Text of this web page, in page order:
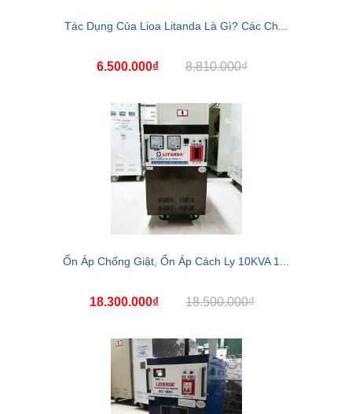
Tác Dụng Của Lioa Litanda Là Gì? Các Ch...
6.500.000₫ 8.810.000₫
Ổn Áp Chống Giật, Ổn Áp Cách Ly 10KVA 1...
18.300.000₫ 18.500.000₫